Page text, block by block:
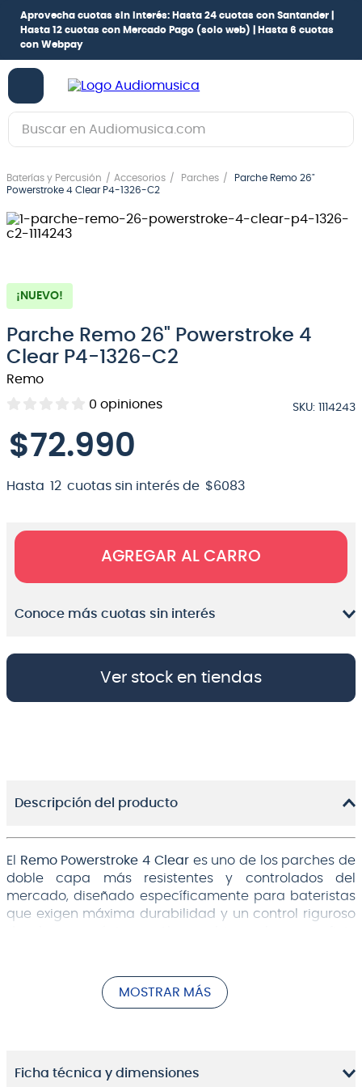
Aprovecha cuotas sin interés: Hasta 24 cuotas con Santander |
Hasta 12 cuotas con Mercado Pago (solo web) |
Hasta 6 cuotas
con Webpay
Buscar en Audiomusica.com
Baterías y Percusión Accesorios Parches
Parche Remo 26"
Powerstroke 4 Clear P4-1326-C2
¡NUEVO!
Parche Remo 26" Powerstroke 4
Clear P4-1326-C2
Remo
0 opiniones SKU: 1114243
$72.990
Hasta 12 cuotas sin interés de $6083
AGREGAR AL CARRO
Conoce más cuotas sin interés
Ver stock en tiendas
Descripción del producto
El Remo Powerstroke 4 Cleares uno de los parches de
doble capa más resistentes y controlados del
mercado, diseñado específicamente para bateristas
que exigen máxima durabilidad y un control riguroso
con un ataque nítido, profundo y enfocado en el
rango de frecuencias graves.
moderno) o para aquellos que buscan un sonido pre-
MOSTRAR MÁS
Ficha técnica y dimensiones
1.
guitarra electrica
2.
bajo
5.
amplificador
6.
guitarra
7.
teclado
8
10
. violin